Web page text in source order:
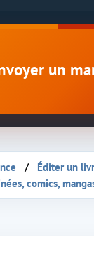
un
Éditer un
comics,